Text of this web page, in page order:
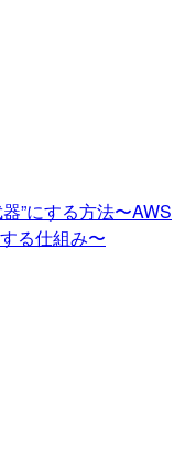
”にする方法〜AWS
る仕組み〜